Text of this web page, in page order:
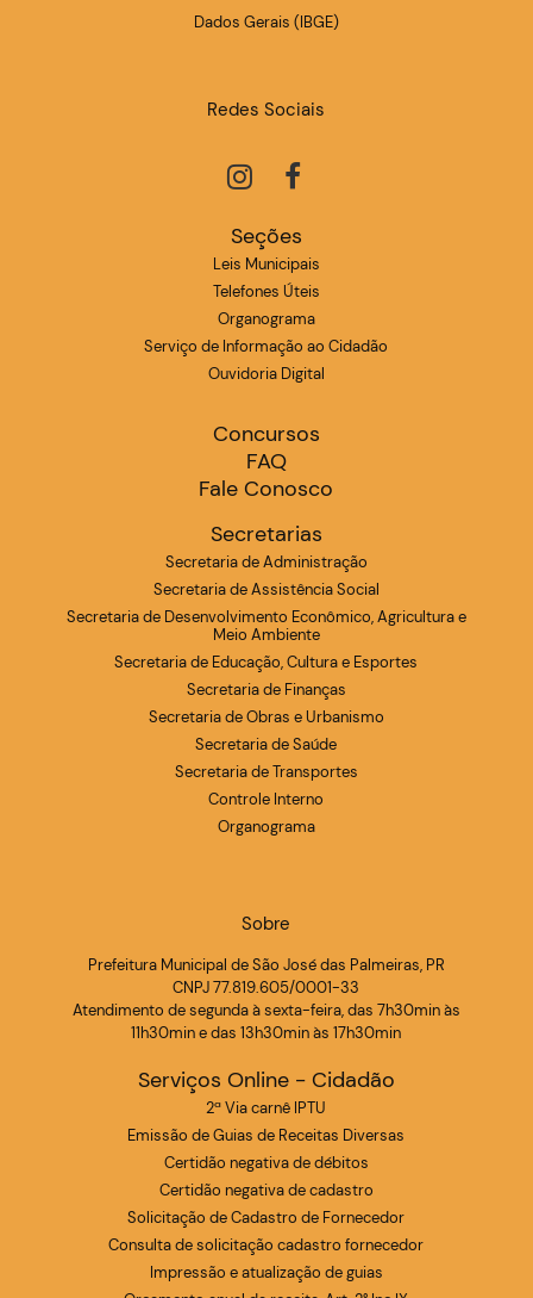
Dados Gerais (IBGE)
Redes Sociais
Seções
Leis Municipais
Telefones Úteis
Organograma
Serviço de Informação ao Cidadão
Ouvidoria Digital
Concursos
FAQ
Fale Conosco
Secretarias
Secretaria de Administração
Secretaria de Assistência Social
Secretaria de Desenvolvimento Econômico, Agricultura e
Meio Ambiente
Secretaria de Educação, Cultura e Esportes
Secretaria de Finanças
Secretaria de Obras e Urbanismo
Secretaria de Saúde
Secretaria de Transportes
Controle Interno
Organograma
Sobre
Prefeitura Municipal de São José das Palmeiras, PR
CNPJ 77.819.605/0001-33
Atendimento de segunda à sexta-feira, das 7h30min às
11h30min e das 13h30min às 17h30min
Serviços Online - Cidadão
2ª Via carnê IPTU
Emissão de Guias de Receitas Diversas
Certidão negativa de débitos
Certidão negativa de cadastro
Solicitação de Cadastro de Fornecedor
Consulta de solicitação cadastro fornecedor
Impressão e atualização de guias